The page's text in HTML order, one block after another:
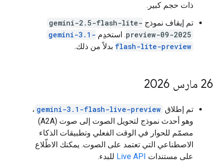
ذات حجم كبير.
تم إيقاف نموذج gemini-2.5-flash-lite-
preview-09-2025. استخدِم gemini-3.1-
flash-lite-preview بدلاً من ذلك.
‫26 مارس 2026
تم إطلاق gemini-3.1-flash-live-preview ،
وهو أحدث نموذج لتحويل الصوت إلى صوت (A2A)
مصمّم للحوار في الوقت الفعلي وتطبيقات الذكاء
الاصطناعي التي تعتمد على الصوت. يمكنك الاطّلاع
على مستندات Live API للبدء.